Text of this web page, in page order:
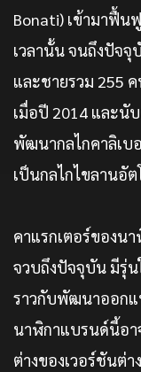
Bonati) เข้ามาฟื้น
เวลานั้น จนถึงปัจ
และชายรวม 255
เมื่อปี 2014 และนั
พัฒนากลไกคาลิเบ
เป็นกลไกไขลานอั
คาแรกเตอร์ของน
จวบถึงปัจจุบัน มีรุ่
ราวกับพัฒนาออก
นาฬิกาแบรนด์นี้อา
ต่างของเวอร์ชันต่า